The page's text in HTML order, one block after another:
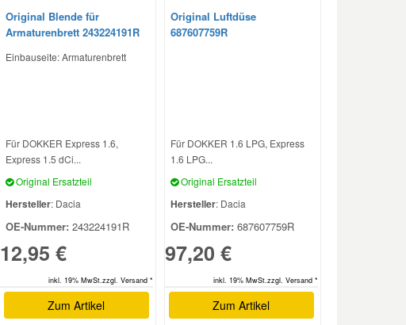
Original Blende für
Armaturenbrett 243224191R
Einbauseite: Armaturenbrett
Für DOKKER Express 1.6,
Express 1.5 dCi...
Original Ersatzteil
Hersteller: Dacia
OE-Nummer: 243224191R
12,95 €
inkl. 19% MwSt.zzgl. Versand *
Zum Artikel
Original Luftdüse
687607759R
Für DOKKER 1.6 LPG, Express
1.6 LPG...
Original Ersatzteil
Hersteller: Dacia
OE-Nummer: 687607759R
97,20 €
inkl. 19% MwSt.zzgl. Versand *
Zum Artikel